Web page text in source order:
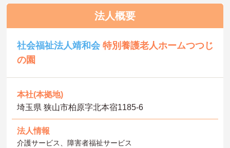
法人概要
社会福祉法人靖和会特別養護老人ホームつつじ
の園
本社(本拠地)
埼玉県 狭山市柏原字北本宿1185-6
法人情報
介護サービス、障害者福祉サービス